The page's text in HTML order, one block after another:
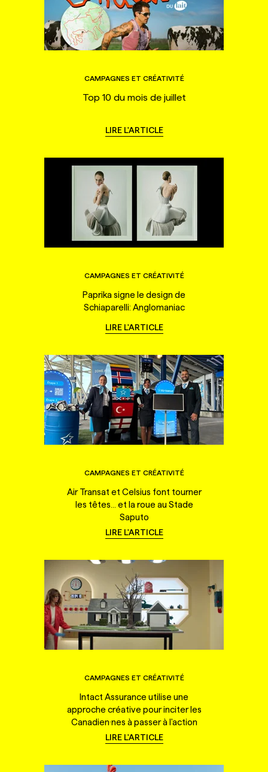
CAMPAGNES ET CRÉATIVITÉ
Top 10 du mois de juillet
LIRE L'ARTICLE
CAMPAGNES ET CRÉATIVITÉ
Paprika signe le design de
Schiaparelli: Anglomaniac
LIRE L'ARTICLE
CAMPAGNES ET CRÉATIVITÉ
Air Transat et Celsius font tourner
les têtes... et la roue au Stade
Saputo
LIRE L'ARTICLE
CAMPAGNES ET CRÉATIVITÉ
Intact Assurance utilise une
approche créative pour inciter les
Canadien·nes à passer à l'action
LIRE L'ARTICLE